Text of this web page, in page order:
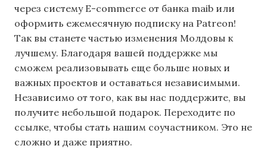
через систему E-commerce от банка maib или
оформить ежемесячную подписку на Patreon!
Так вы станете частью изменения Молдовы к
лучшему. Благодаря вашей поддержке мы
сможем реализовывать еще больше новых и
важных проектов и оставаться независимыми.
Независимо от того, как вы нас поддержите, вы
получите небольшой подарок. Переходите по
ссылке, чтобы стать нашим соучастником. Это не
сложно и даже приятно.